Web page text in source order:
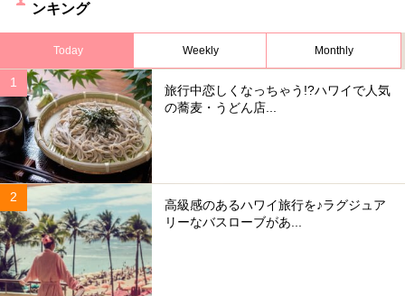
ンキング
Today Weekly Monthly
旅行中恋しくなっちゃう!?ハワイで人気
の蕎麦・うどん店...
高級感のあるハワイ旅行を♪ラグジュア
リーなバスローブがあ...